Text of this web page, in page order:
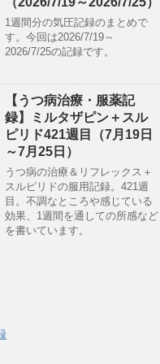
1週間分の気圧記録のまとめで
す。今回は2026/7/19～
2026/7/25の記録です。
【うつ病治療・服薬記
録】ミルタザピン＋スル
ピリド421週目（7月19日
～7月25日）
うつ病の治療＆リフレックス＋
スルピリドの服用記録。421週
目。不調なところや感じている
効果、1週間を通しての所感など
を書いています。